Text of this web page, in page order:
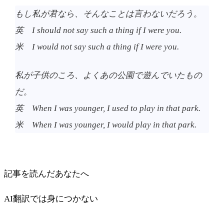
もし私が君なら、そんなことは言わないだろう。
英 I should not say such a thing if I were you.
米 I would not say such a thing if I were you.
私が子供のころ、よくあの公園で遊んでいたもの
だ。
英 When I was younger, I used to play in that park.
米 When I was younger, I would play in that park.
記事を読んだあなたへ
AI翻訳では身につかない